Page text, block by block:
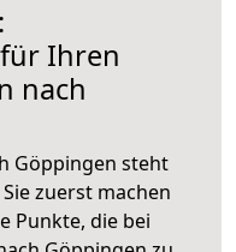
Ihren
nach
Göppingen steht
zuerst machen
Punkte, die bei